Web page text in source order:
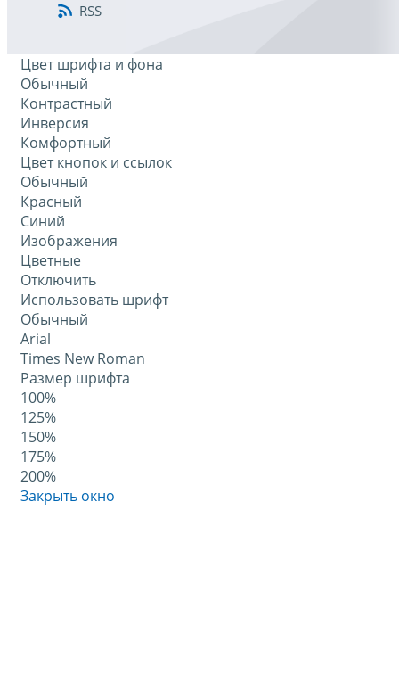
RSS
Цвет шрифта и фона
Обычный
Контрастный
Инверсия
Комфортный
Цвет кнопок и ссылок
Обычный
Красный
Синий
Изображения
Цветные
Отключить
Использовать шрифт
Обычный
Arial
Times New Roman
Размер шрифта
100%
125%
150%
175%
200%
Закрыть окно